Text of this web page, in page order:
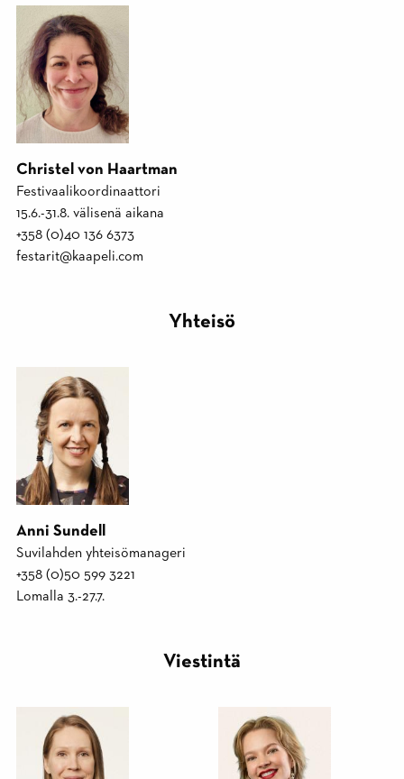
Christel von Haartman
Festivaalikoordinaattori
15.6.-31.8. välisenä aikana
+358 (0)40 136 6373
festarit@kaapeli.com
Yhteisö
Anni Sundell
Suvilahden yhteisömanageri
+358 (0)50 599 3221
Lomalla 3.-27.7.
Viestintä